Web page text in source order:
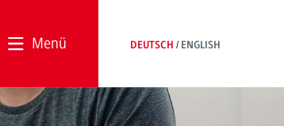
Menü DEUTSCH ENGLISH